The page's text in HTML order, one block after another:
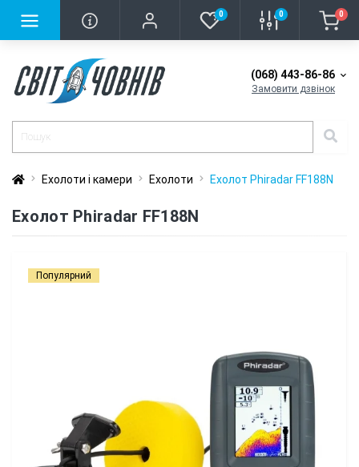
0 0 0
(068) 443-86-86
Замовити дзвінок
Ехолоти і камери Ехолоти Еxолот Phiradar FF188N
Еxолот Phiradar FF188N
Популярний